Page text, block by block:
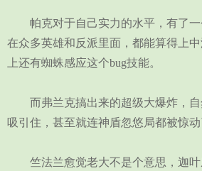
帕克对于自己实力的水平，有了一
在众多英雄和反派里面，都能算得上
上还有蜘蛛感应这个bug技能。
而弗兰克搞出来的超级大爆炸，自
吸引住，甚至就连神盾忽悠局都被惊动
竺法兰愈觉老大不是个意思，迦叶